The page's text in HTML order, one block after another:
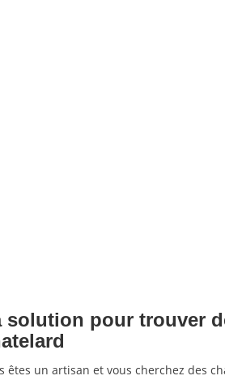
solution pour trouver
êtes un artisan et vous cherchez des